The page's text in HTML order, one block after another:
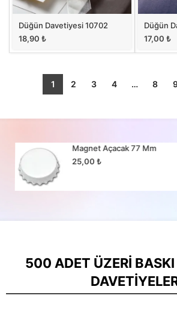
Düğün Davetiyesi 10702
18,90 ₺
Düğün
17,00 ₺
1 2 3 4 … 8
Magnet Açacak 77 Mm
25,00₺
500 ADET ÜZERI